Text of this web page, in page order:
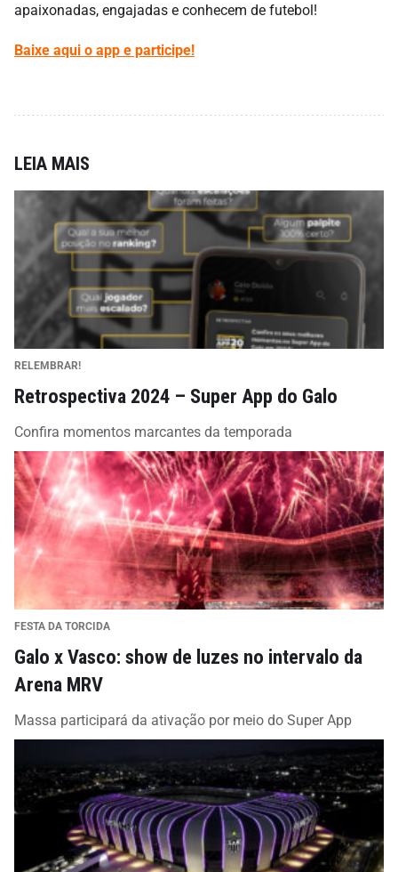
apaixonadas, engajadas e conhecem de futebol!
Baixe aqui o app e participe!
LEIA MAIS
RELEMBRAR!
Retrospectiva 2024 – Super App do Galo
Confira momentos marcantes da temporada
FESTA DA TORCIDA
Galo x Vasco: show de luzes no intervalo da
Arena MRV
Massa participará da ativação por meio do Super App